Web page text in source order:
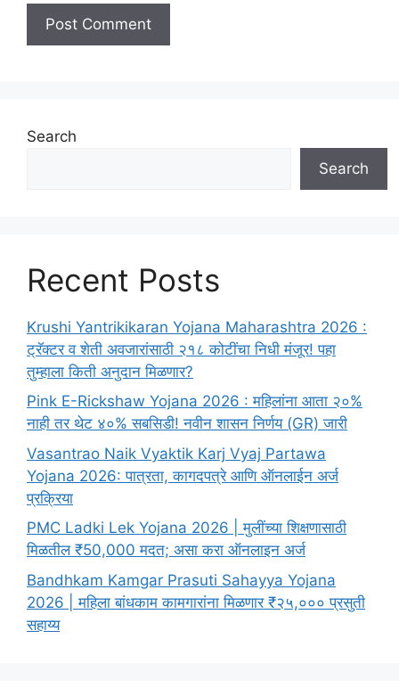
Search
Search
Recent Posts
Krushi Yantrikikaran Yojana Maharashtra 2026 :
ट्रॅक्टर व शेती अवजारांसाठी २१८ कोटींचा निधी मंजूर! पहा
तुम्हाला किती अनुदान मिळणार?
Pink E-Rickshaw Yojana 2026 : महिलांना आता २०%
नाही तर थेट ४०% सबसिडी! नवीन शासन निर्णय (GR) जारी
Vasantrao Naik Vyaktik Karj Vyaj Partawa
Yojana 2026: पात्रता, कागदपत्रे आणि ऑनलाईन अर्ज
प्रक्रिया
PMC Ladki Lek Yojana 2026 | मुलींच्या शिक्षणासाठी
मिळतील ₹50,000 मदत; असा करा ऑनलाइन अर्ज
Bandhkam Kamgar Prasuti Sahayya Yojana
2026 | महिला बांधकाम कामगारांना मिळणार ₹२५,००० प्रसुती
सहाय्य